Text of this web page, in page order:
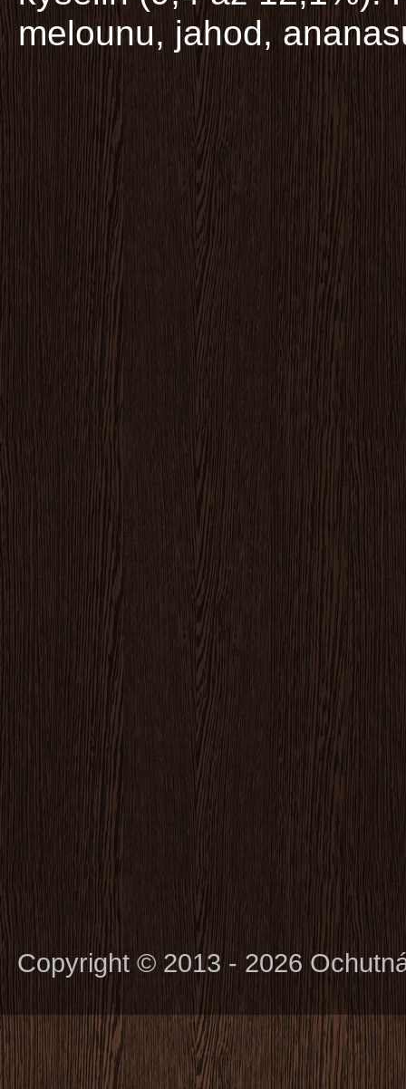
melounu, jahod,
Copyright © 2013 - 2026